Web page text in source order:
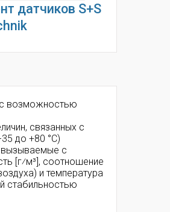
датчиков S+S
с возможностью
связанных с
до +80 °C)
вызываемые с
[г⁄м³], соотношение
и температура
стабильностью